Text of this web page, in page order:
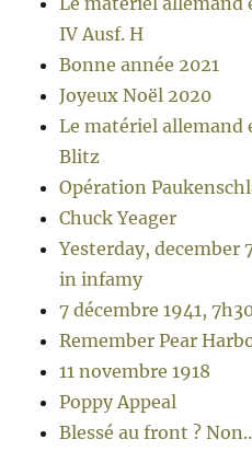
IV Ausf. H
Bonne année 2021
Joyeux Noël 2020
Le matériel allemand
Blitz
Opération
Chuck Yeager
Yesterday, december
in infamy
7 décembre 1941,
Remember Pear
11 novembre 1918
Poppy Appeal
Blessé au front ?